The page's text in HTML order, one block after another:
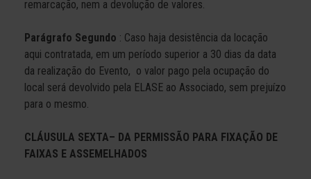
remarcação, nem a devolução de valores.
Parágrafo Segundo : Caso haja desistência da locação
aqui contratada, em um período superior a 30 dias da data
da realização do Evento, o valor pago pela ocupação do
local será devolvido pela ELASE ao Associado, sem prejuízo
para o mesmo.
CLÁUSULA SEXTA– DA PERMISSÃO PARA FIXAÇÃO DE
FAIXAS E ASSEMELHADOS